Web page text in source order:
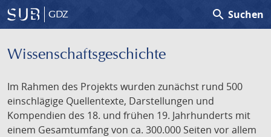
GDZ search Suchen
Wissenschafts­geschichte
Im Rahmen des Projekts wurden zunächst rund 500
einschlägige Quellentexte, Darstellungen und
Kompendien des 18. und frühen 19. Jahrhunderts mit
einem Gesamtumfang von ca. 300.000 Seiten vor allem